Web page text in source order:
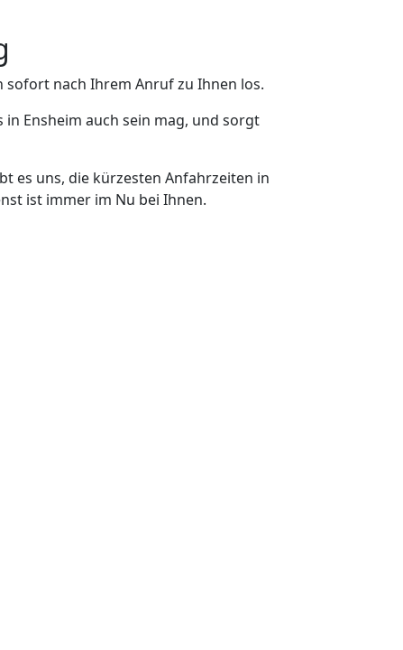
sofort nach Ihrem Anruf zu Ihnen los.
Ensheim auch sein mag, und sorgt
es uns, die kürzesten Anfahrzeiten in
ist immer im Nu bei Ihnen.